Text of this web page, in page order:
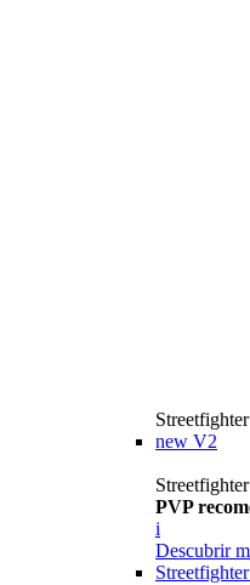
Streetfighter
new V2
PVP
i
Descubrir